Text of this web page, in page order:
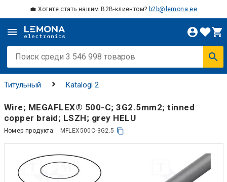
💼 Хотите стать нашим B2B-клиентом? b2b@lemona.ee
Титульный Katalogi 2
Wire; MEGAFLEX® 500-C; 3G2.5mm2; tinned
copper braid; LSZH; grey HELU
Номер продукта: MFLEX500C-3G2.5